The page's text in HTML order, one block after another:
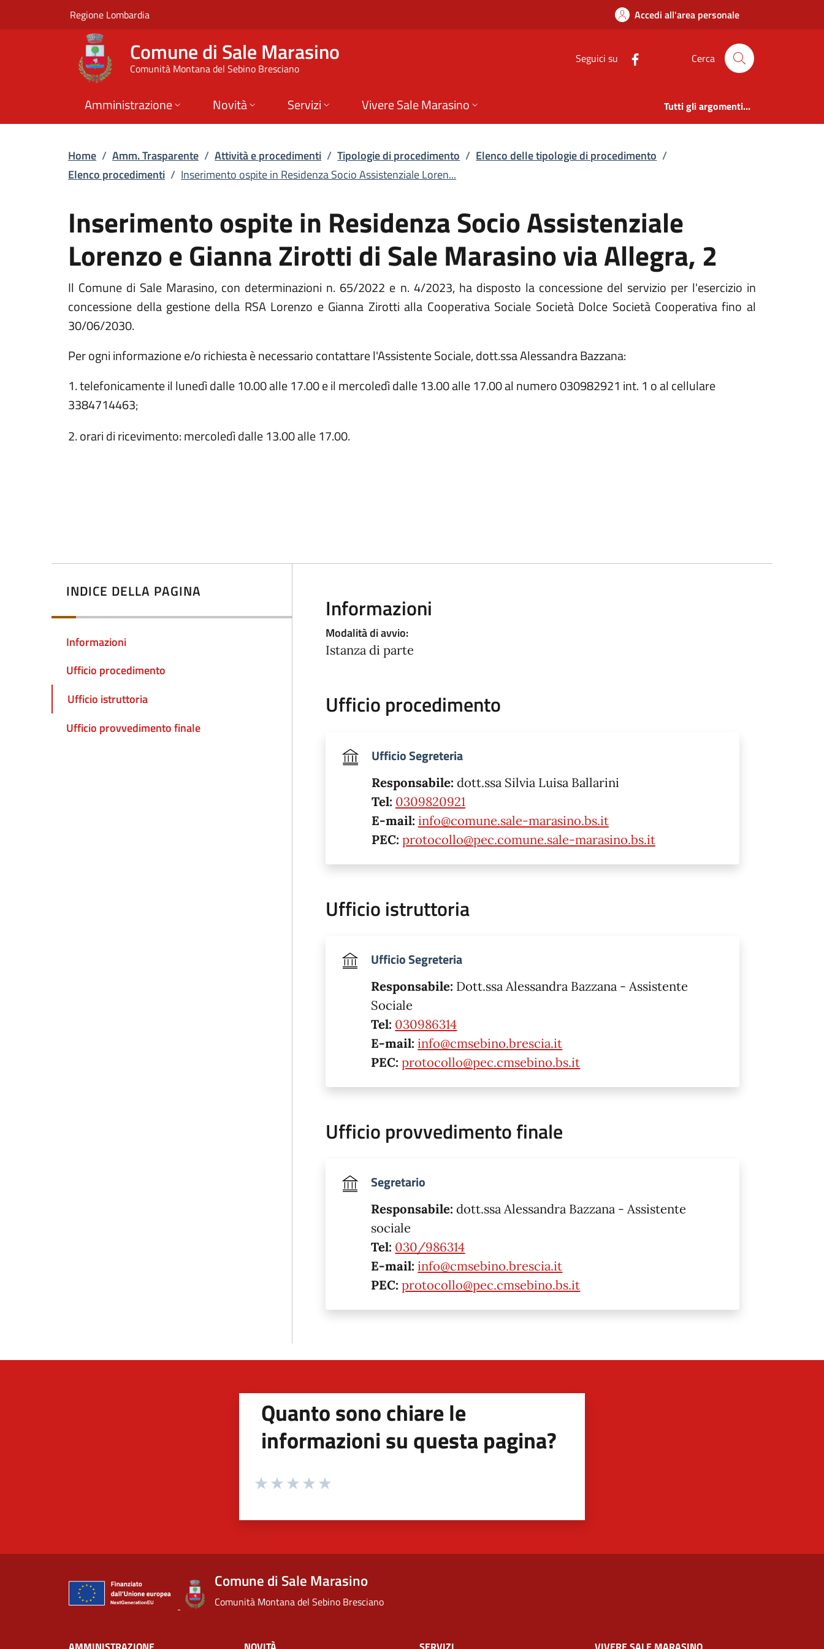
Vai al contenuto principale
Inserimento ospite in Residenza Socio Assistenziale
Regione Lombardia Accedi all'area personale
Comune di Sale Marasino
Comunità Montana del Sebino Bresciano
Seguici su Cerca
Amministrazione Novità Servizi Vivere Sale Marasino Tutti gli argomenti...
Home / Amm. Trasparente / Attività e procedimenti / Tipologie di procedimento / Elenco delle tipologie di procedimento /
Elenco procedimenti / Inserimento ospite in Residenza Socio Assistenziale Loren...
Inserimento ospite in Residenza Socio Assistenziale
Lorenzo e Gianna Zirotti di Sale Marasino via Allegra, 2
Il Comune di Sale Marasino, con determinazioni n. 65/2022 e n. 4/2023, ha disposto la concessione del servizio per l'esercizio in
concessione della gestione della RSA Lorenzo e Gianna Zirotti alla Cooperativa Sociale Società Dolce Società Cooperativa fino al
30/06/2030.
Per ogni informazione e/o richiesta è necessario contattare l'Assistente Sociale, dott.ssa Alessandra Bazzana:
1. telefonicamente il lunedì dalle 10.00 alle 17.00 e il mercoledì dalle 13.00 alle 17.00 al numero 030982921 int. 1 o al cellulare
3384714463;
2. orari di ricevimento: mercoledì dalle 13.00 alle 17.00.
INDICE DELLA PAGINA
Informazioni
Ufficio procedimento
Ufficio istruttoria
Ufficio provvedimento finale
Informazioni
Modalità di avvio:
Istanza di parte
Ufficio procedimento
Ufficio Segreteria
Responsabile: dott.ssa Silvia Luisa Ballarini
Tel: 0309820921
E-mail: info@comune.sale-marasino.bs.it
PEC: protocollo@pec.comune.sale-marasino.bs.it
Ufficio istruttoria
Ufficio Segreteria
Responsabile: Dott.ssa Alessandra Bazzana - Assistente
Sociale
Tel: 030986314
E-mail:info@cmsebino.brescia.it
PEC:protocollo@pec.cmsebino.bs.it
Ufficio provvedimento finale
Segretario
Responsabile:dott.ssa Alessandra Bazzana - Assistente
sociale
Tel: 030/986314
E-mail:info@cmsebino.brescia.it
PEC:protocollo@pec.cmsebino.bs.it
Quanto sono chiare le
informazioni su questa pagina?
Valuta da 1 a 5 stelle la pagina
Comune di Sale Marasino
Comunità Montana del Sebino Bresciano